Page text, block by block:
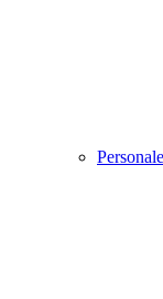
Personale